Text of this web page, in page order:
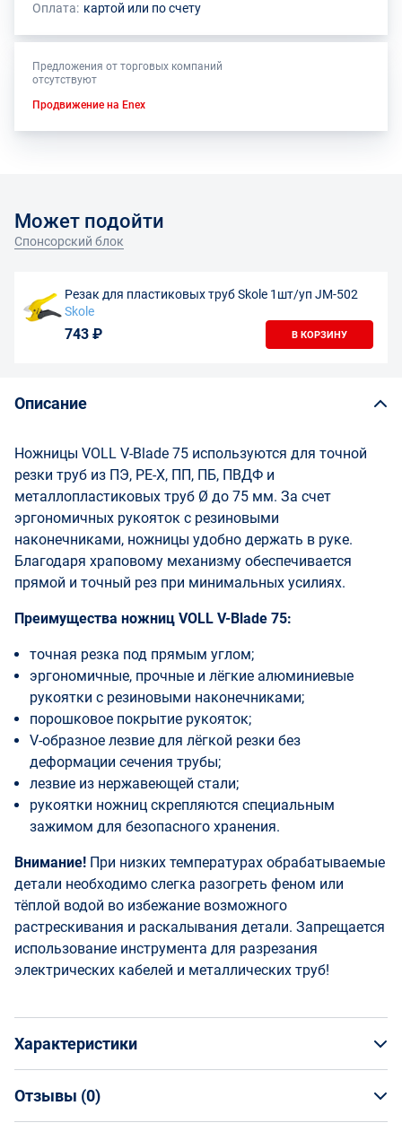
Оплата: картой или по счету
Предложения от торговых компаний
отсутствуют
Продвижение на Enex
Может подойти
Спонсорский блок
Резак для пластиковых труб Skole 1шт/уп JM-502
Skole
743 ₽ В КОРЗИНУ
Описание
Ножницы VOLL V-Blade 75 используются для точной
резки труб из ПЭ, РЕ-Х, ПП, ПБ, ПВДФ и
металлопластиковых труб Ø до 75 мм. За счет
эргономичных рукояток с резиновыми
наконечниками, ножницы удобно держать в руке.
Благодаря храповому механизму обеспечивается
прямой и точный рез при минимальных усилиях.
Преимущества ножниц VOLL V-Blade 75:
точная резка под прямым углом;
эргономичные, прочные и лёгкие алюминиевые
рукоятки с резиновыми наконечниками;
порошковое покрытие рукояток;
V-образное лезвие для лёгкой резки без
деформации сечения трубы;
лезвие из нержавеющей стали;
рукоятки ножниц скрепляются специальным
зажимом для безопасного хранения.
Внимание! При низких температурах обрабатываемые
детали необходимо слегка разогреть феном или
тёплой водой во избежание возможного
растрескивания и раскалывания детали. Запрещается
использование инструмента для разрезания
электрических кабелей и металлических труб!
Характеристики
Общая информация
Отзывы (0)